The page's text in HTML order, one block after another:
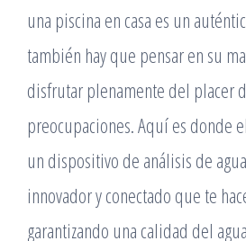
una piscina en casa es un
también hay que pensar en su
disfrutar plenamente del placer
preocupaciones. Aquí es donde el
un dispositivo de análisis de
innovador y conectado que te
garantizando una calidad del